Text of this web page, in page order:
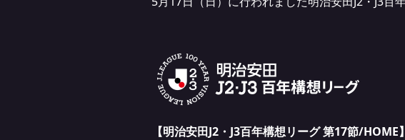
【明治安田J2・J3百年構想リーグ 第17節/HOME】